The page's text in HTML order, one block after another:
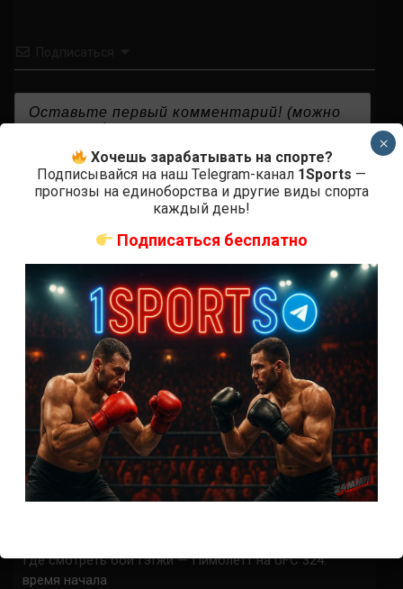
КОММЕНТАРИЕВ
СВЕЖИЕ ЗАПИСИ
ACA 200 прямая трансляция
Марафон боев UFC 325 прямая трансляция
UFC 324 прямая трансляция
Где смотреть бой Гэтжи — Пимблетт на UFC 324:
время начала
Хочешь зарабатывать на спорте?
Подписывайся на наш Telegram-канал 1Sports —
прогнозы на единоборства и другие виды спорта
каждый день!
Подписаться бесплатно
×